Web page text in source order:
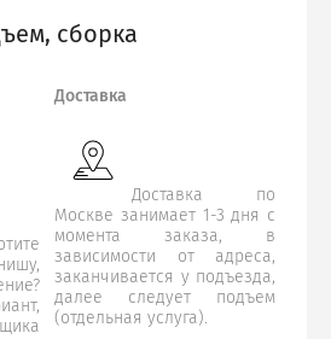
сборка
Доставка
Доставка по
Москве занимает 1-3 дня с
момента заказа, в
зависимости от адреса,
заканчивается у подъезда,
далее следует подъем
(отдельная услуга).